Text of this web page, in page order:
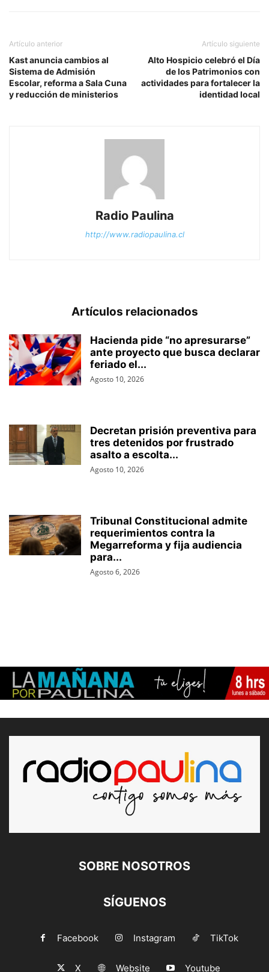
Artículo anterior
Kast anuncia cambios al
Sistema de Admisión
Escolar, reforma a Sala Cuna
y reducción de ministerios
Artículo siguiente
Alto Hospicio celebró el Día
de los Patrimonios con
actividades para fortalecer la
identidad local
Radio Paulina
http://www.radiopaulina.cl
Artículos relacionados
Hacienda pide “no apresurarse”
ante proyecto que busca declarar
feriado el...
Agosto 10, 2026
Decretan prisión preventiva para
tres detenidos por frustrado
asalto a escolta...
Agosto 10, 2026
Tribunal Constitucional admite
requerimientos contra la
Megarreforma y fija audiencia
para...
Agosto 6, 2026
SOBRE NOSOTROS
SÍGUENOS
Facebook Instagram TikTok
X Website Youtube